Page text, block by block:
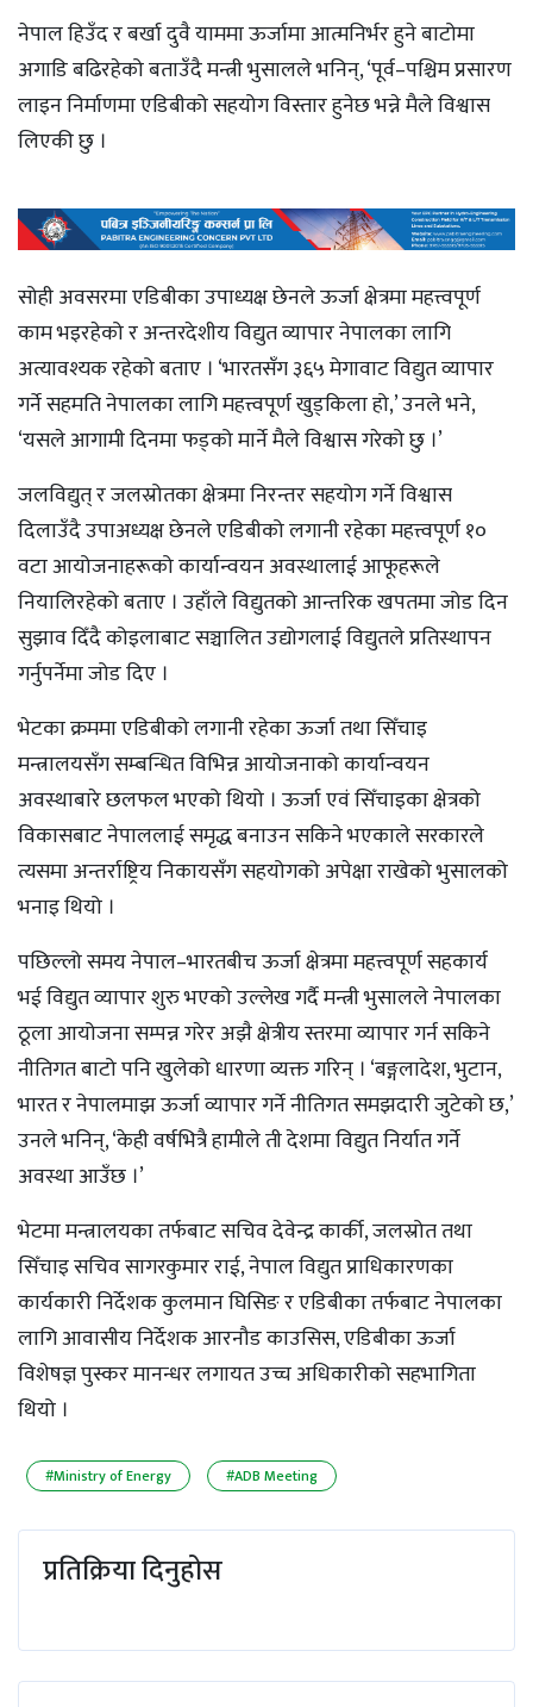
नेपाल हिउँद र बर्खा दुवै याममा ऊर्जामा आत्मनिर्भर हुने बाटोमा
अगाडि बढिरहेको बताउँदै मन्त्री भुसालले भनिन्, ‘पूर्व–पश्चिम प्रसारण
लाइन निर्माणमा एडिबीको सहयोग विस्तार हुनेछ भन्ने मैले विश्वास
लिएकी छु ।
सोही अवसरमा एडिबीका उपाध्यक्ष छेनले ऊर्जा क्षेत्रमा महत्त्वपूर्ण
काम भइरहेको र अन्तरदेशीय विद्युत व्यापार नेपालका लागि
अत्यावश्यक रहेको बताए । ‘भारतसँग ३६५ मेगावाट विद्युत व्यापार
गर्ने सहमति नेपालका लागि महत्त्वपूर्ण खुड्किला हो,’ उनले भने,
‘यसले आगामी दिनमा फड्को मार्ने मैले विश्वास गरेको छु ।’
जलविद्युत् र जलस्रोतका क्षेत्रमा निरन्तर सहयोग गर्ने विश्वास
दिलाउँदै उपाअध्यक्ष छेनले एडिबीको लगानी रहेका महत्त्वपूर्ण १०
वटा आयोजनाहरूको कार्यान्वयन अवस्थालाई आफूहरूले
नियालिरहेको बताए । उहाँले विद्युतको आन्तरिक खपतमा जोड दिन
सुझाव दिँदै कोइलाबाट सञ्चालित उद्योगलाई विद्युतले प्रतिस्थापन
गर्नुपर्नेमा जोड दिए ।
भेटका क्रममा एडिबीको लगानी रहेका ऊर्जा तथा सिँचाइ
मन्त्रालयसँग सम्बन्धित विभिन्न आयोजनाको कार्यान्वयन
अवस्थाबारे छलफल भएको थियो । ऊर्जा एवं सिँचाइका क्षेत्रको
विकासबाट नेपाललाई समृद्ध बनाउन सकिने भएकाले सरकारले
त्यसमा अन्तर्राष्ट्रिय निकायसँग सहयोगको अपेक्षा राखेको भुसालको
भनाइ थियो ।
पछिल्लो समय नेपाल–भारतबीच ऊर्जा क्षेत्रमा महत्त्वपूर्ण सहकार्य
भई विद्युत व्यापार शुरु भएको उल्लेख गर्दै मन्त्री भुसालले नेपालका
ठूला आयोजना सम्पन्न गरेर अझै क्षेत्रीय स्तरमा व्यापार गर्न सकिने
नीतिगत बाटो पनि खुलेको धारणा व्यक्त गरिन् । ‘बङ्गलादेश, भुटान,
भारत र नेपालमाझ ऊर्जा व्यापार गर्ने नीतिगत समझदारी जुटेको छ,’
उनले भनिन्, ‘केही वर्षभित्रै हामीले ती देशमा विद्युत निर्यात गर्ने
अवस्था आउँछ ।’
भेटमा मन्त्रालयका तर्फबाट सचिव देवेन्द्र कार्की, जलस्रोत तथा
सिँचाइ सचिव सागरकुमार राई, नेपाल विद्युत प्राधिकारणका
कार्यकारी निर्देशक कुलमान घिसिङ र एडिबीका तर्फबाट नेपालका
लागि आवासीय निर्देशक आरनौड काउसिस, एडिबीका ऊर्जा
विशेषज्ञ पुस्कर मानन्धर लगायत उच्च अधिकारीको सहभागिता
थियो ।
#Ministry of Energy #ADB Meeting
प्रतिक्रिया दिनुहोस